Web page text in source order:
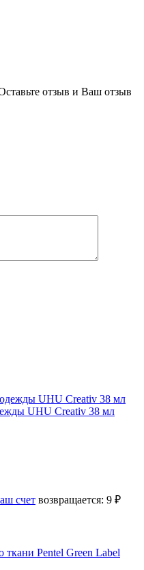
отзыв и Ваш отзыв
UHU Creativ 38 мл
счет возвращается: 9 ₽